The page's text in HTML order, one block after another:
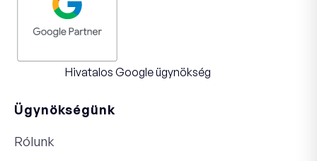
Hivatalos Google ügynökség
Ügynökségünk
Rólunk